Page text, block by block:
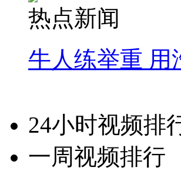
热点新闻
牛人练举重 用
24小时视频排
一周视频排行